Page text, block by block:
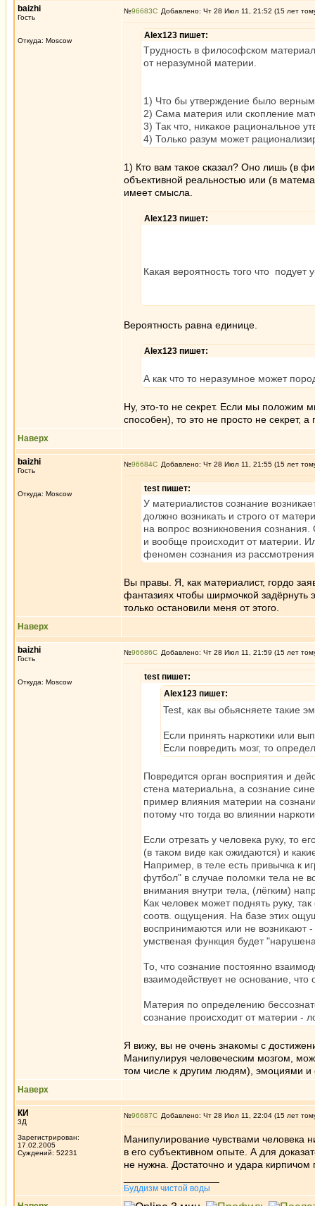
baizhi
Гость
Откуда: Moscow
№96683 Добавлено: Чт 28 Июл 11, 21:52 (15 лет
Alex123 пишет:
Tрудность в философском
от неразумной материи.
1) Что бы утверждение было
2) Сама материя или скопление
3) Так что, никакое рациональное
4) Только разум может
1) Кто вам такое сказал? Оно лишь (в
объективной реальностью или (в
имеет смысла.
Alex123 пишет:
Какая вероятность того что
Вероятность равна единице.
Alex123 пишет:
А как что то неразумное может
Ну, это-то не секрет. Если мы положим
способен), то это не просто не секрет,
Наверх
baizhi
Гость
Откуда: Moscow
№96684 Добавлено: Чт 28 Июл 11, 21:55 (15 лет
test пишет:
У материалистов сознание
должно возникать и строго от
на вопрос возникновения
и вообще происходит от материи.
феномен сознания из
Вы правы. Я, как материалист, гордо
фантазиях чтобы ширмочкой задёрнуть
только остановили меня от этого.
Наверх
baizhi
Гость
Откуда: Moscow
№96686 Добавлено: Чт 28 Июл 11, 21:59 (15 лет
test пишет:
Alex123 пишет:
Test, как вы обьясняете такие
Если принять наркотики или
Если повредить мозг, то
Повредится орган восприятия и
стена материальна, а сознание
пример влияния материи на
потому что тогда во влиянии
Если отрезать у человека руку, то
(в таком виде как ожидаются) и
Например, в теле есть привычка к
футбол" в случае поломки тела не
внимания внутри тела, (лёгким)
Как человек может поднять руку,
соотв. ощущения. На базе этих
воспринимаются или не возникают
умственая функция будет
То, что сознание постоянно
взаимодействует не основание,
Материя по определению
сознание происходит от материи -
Я вижу, вы не очень знакомы с
Манипулируя человеческим мозгом,
том числе к другим людям), эмоциями и
Наверх
КИ
3Д
Зарегистрирован:
17.02.2005
Суждений: 52231
№96687 Добавлено: Чт 28 Июл 11, 22:04 (15 лет
Манипулирование чувствами человека
в его субъективном опыте. А для
не нужна. Достаточно и удара кирпичом
Буддизм чистой воды